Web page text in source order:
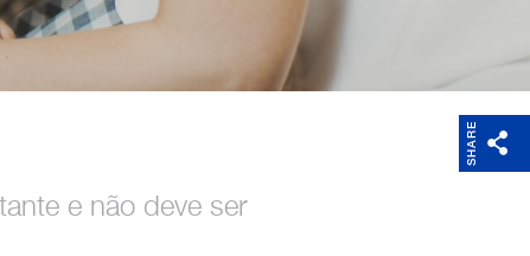
SHARE
e não deve ser